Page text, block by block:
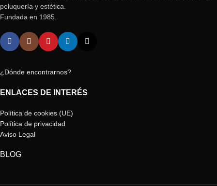
peluquería y estética.
Fundada en 1985.
¿Dónde encontrarnos?
ENLACES DE INTERÉS
Política de cookies (UE)
Política de privacidad
Aviso Legal
BLOG